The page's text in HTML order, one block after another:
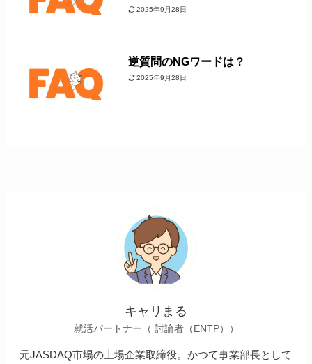
2025年9月28日
逆質問のNGワードは？
2025年9月28日
キャリまる
就活パートナー（ 討論者（ENTP））
元JASDAQ市場の上場企業取締役。かつて事業部長として